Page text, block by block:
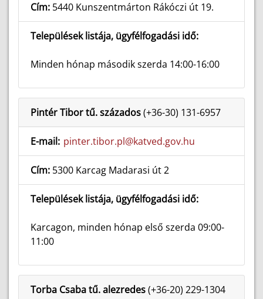
Cím: 5440 Kunszentmárton Rákóczi út 19.
Települések listája, ügyfélfogadási idő:
Minden hónap második szerda 14:00-16:00
Pintér Tibor tű. százados(+36-30) 131-6957
E-mail: pinter.tibor.pl@katved.gov.hu
Cím: 5300 Karcag Madarasi út 2
Települések listája, ügyfélfogadási idő:
Karcagon, minden hónap első szerda 09:00-
11:00
Torba Csaba tű. alezredes(+36-20) 229-1304